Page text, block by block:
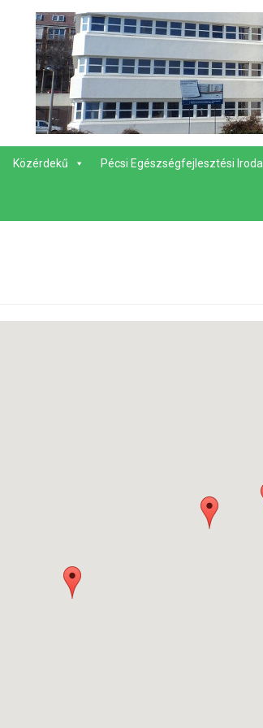
Közérdekű Pécsi Egészségfejlesztési Iroda